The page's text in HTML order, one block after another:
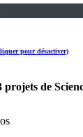
pour désactiver)
projets de